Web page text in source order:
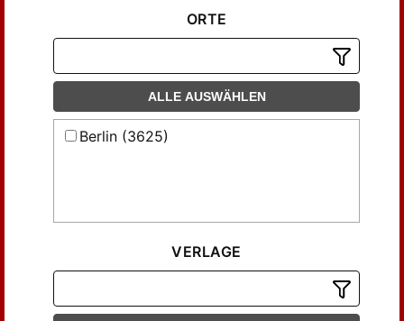
ORTE
ALLE AUSWÄHLEN
Berlin (3625)
VERLAGE